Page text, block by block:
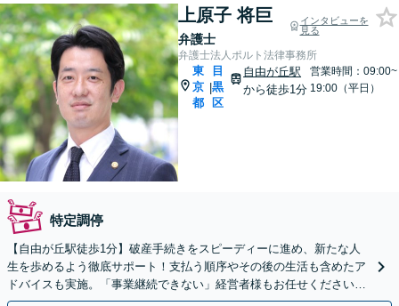
上原子 将巨
弁護士
インタビューを
見る
弁護士法人ポルト法律事務所
東
京
都
|
目
黒
区
自由が丘駅
から徒歩1分
営業時間：09:00~
19:00（平日）
特定調停
【自由が丘駅徒歩1分】破産手続きをスピーディーに進め、新たな人
生を歩めるよう徹底サポート！支払う順序やその後の生活も含めたア
ドバイスも実施。「事業継続できない」経営者様もお任せください
【初回来所面談1時間無料／土日祝対応可】